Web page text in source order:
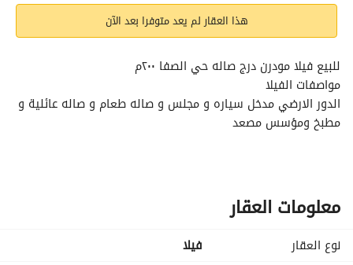
هذا العقار لم يعد متوفرا بعد الآن
للبيع فيلا مودرن درج صاله حي الصفا ٢٠٠م
مواصفات الفيلا
مطبخ ومؤسس مصعد
السعر ٢مليون ٢٠٠
تفاصيل الإعلان
معلومات العقار
نوع العقار
فیلا